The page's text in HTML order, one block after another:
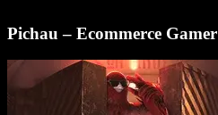
Pichau – Ecommerce Gamer